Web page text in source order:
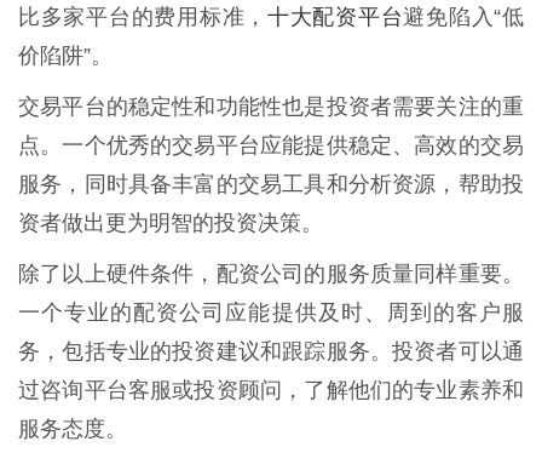
比多家平台的费用标准， 十大配资平台避免陷入“低
价陷阱”。
交易平台的稳定性和功能性也是投资者需要关注的重
点。一个优秀的交易平台应能提供稳定、高效的交易
服务，同时具备丰富的交易工具和分析资源，帮助投
资者做出更为明智的投资决策。
除了以上硬件条件，配资公司的服务质量同样重要。
一个专业的配资公司应能提供及时、周到的客户服
务，包括专业的投资建议和跟踪服务。投资者可以通
过咨询平台客服或投资顾问，了解他们的专业素养和
服务态度。